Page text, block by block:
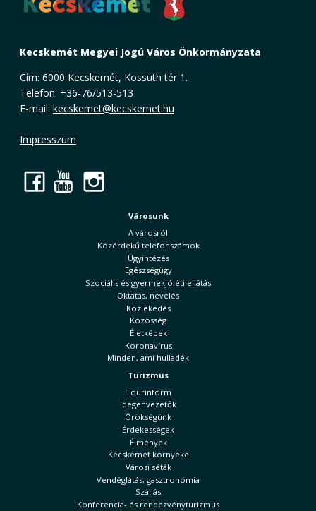
Kecskemét Megyei Jogú Város Önkormányzata
Cím: 6000 Kecskemét, Kossuth tér 1.
Telefon: +36-76/513-513
E-mail: kecskemet@kecskemet.hu
Impresszum
Facebook
YouTube
Városunk
A városról
Közérdekű telefonszámok
Ügyintézés
Egészségügy
Szociális és gyermekjóléti ellátás
Oktatás, nevelés
Közlekedés
Közösség
Életképek
Koronavírus
Minden, ami hulladék
Turizmus
Tourinform
Idegenvezetők
Örökségünk
Érdekességek
Élmények
Kecskemét környéke
Városi séták
Vendéglátás, gasztronómia
Szállás
Konferencia- és rendezvényturizmus